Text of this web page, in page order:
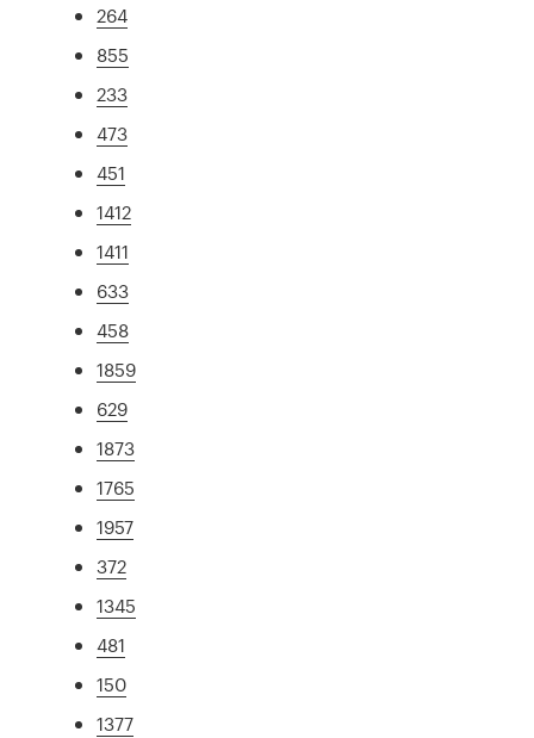
264
855
233
473
451
1412
1411
633
458
1859
629
1873
1765
1957
372
1345
481
150
1377